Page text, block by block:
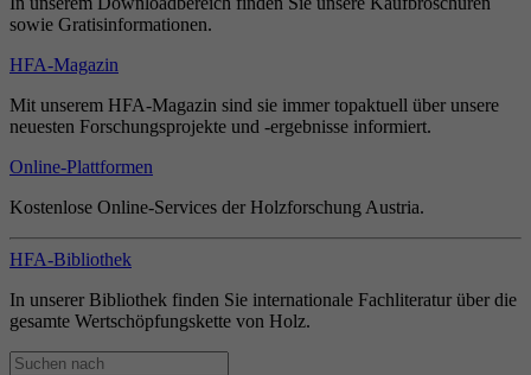
sowie Gratisinformationen.
HFA-Magazin
Mit unserem HFA-Magazin sind sie immer topaktuell über unsere
neuesten Forschungsprojekte und -ergebnisse informiert.
Online-Plattformen
Kostenlose Online-Services der Holzforschung Austria.
HFA-Bibliothek
In unserer Bibliothek finden Sie internationale Fachliteratur über die
gesamte Wertschöpfungskette von Holz.